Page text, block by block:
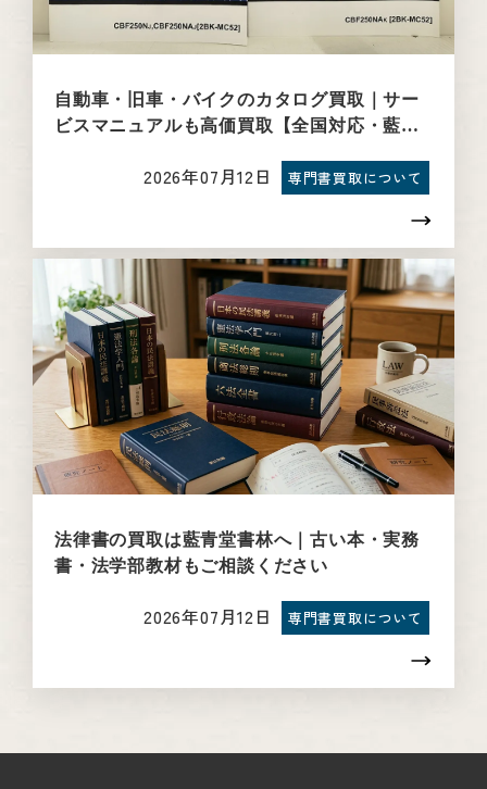
自動車・旧車・バイクのカタログ買取｜サー
ビスマニュアルも高価買取【全国対応・藍青
2026年07月12日 専門書買取について
法律書の買取は藍青堂書林へ｜古い本・実務
書・法学部教材もご相談ください
2026年07月12日 専門書買取について